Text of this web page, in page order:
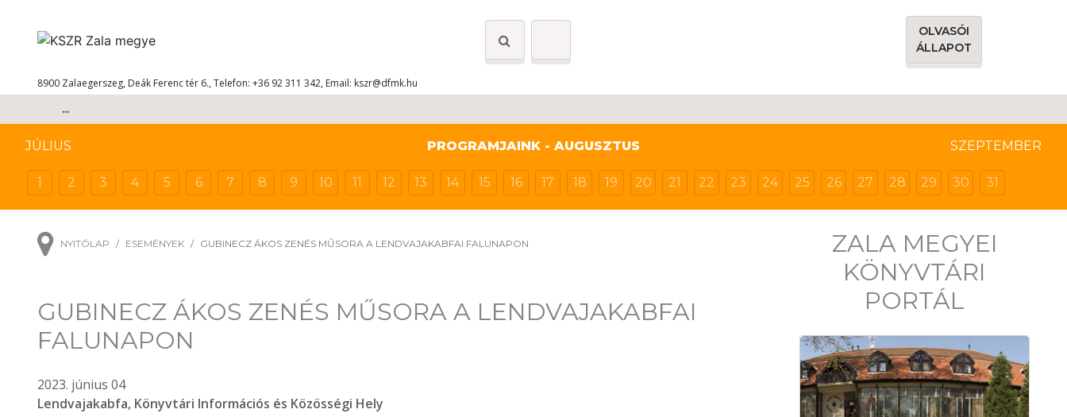
OLVASÓI
ÁLLAPOT
8900 Zalaegerszeg, Deák Ferenc tér 6., Telefon: +36 92 311 342, Email: kszr@dfmk.hu
...
JÚLIUS PROGRAMJAINK - AUGUSZTUS SZEPTEMBER
1 2 3 4 5 6 7 8 9 10 11 12 13 14 15 16 17 18 19 20 21 22 23 24 25 26 27 28 29 30 31
NYITÓLAP ESEMÉNYEK GUBINECZ ÁKOS ZENÉS MŰSORA A LENDVAJAKABFAI FALUNAPON
GUBINECZ ÁKOS ZENÉS MŰSORA A LENDVAJAKABFAI
FALUNAPON
2023. június 04
Lendvajakabfa, Könyvtári Információs és Közösségi Hely
ZALA MEGYEI
KÖNYVTÁRI
PORTÁL